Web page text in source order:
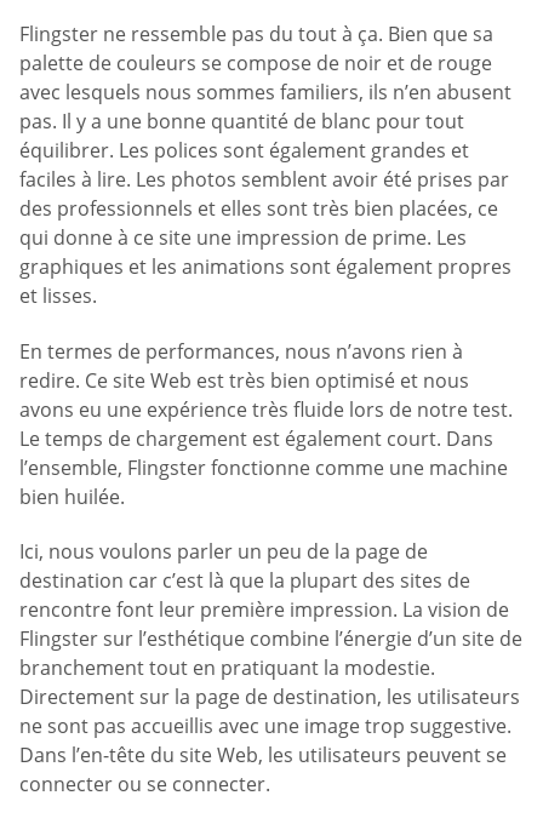
Flingster ne ressemble pas du tout à ça. Bien que sa
palette de couleurs se compose de noir et de rouge
avec lesquels nous sommes familiers, ils n’en abusent
pas. Il y a une bonne quantité de blanc pour tout
équilibrer. Les polices sont également grandes et
faciles à lire. Les photos semblent avoir été prises par
des professionnels et elles sont très bien placées, ce
qui donne à ce site une impression de prime. Les
graphiques et les animations sont également propres
et lisses.
En termes de performances, nous n’avons rien à
redire. Ce site Web est très bien optimisé et nous
avons eu une expérience très fluide lors de notre test.
Le temps de chargement est également court. Dans
l’ensemble, Flingster fonctionne comme une machine
bien huilée.
Ici, nous voulons parler un peu de la page de
destination car c’est là que la plupart des sites de
rencontre font leur première impression. La vision de
Flingster sur l’esthétique combine l’énergie d’un site de
branchement tout en pratiquant la modestie.
Directement sur la page de destination, les utilisateurs
ne sont pas accueillis avec une image trop suggestive.
Dans l’en-tête du site Web, les utilisateurs peuvent se
connecter ou se connecter.